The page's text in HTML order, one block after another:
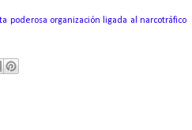
poderosa organización ligada al narcotráfico